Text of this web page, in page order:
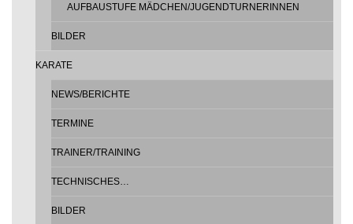
AUFBAUSTUFE MÄDCHEN/JUGENDTURNERINNEN
BILDER
KARATE
NEWS/BERICHTE
TERMINE
TRAINER/TRAINING
TECHNISCHES…
BILDER